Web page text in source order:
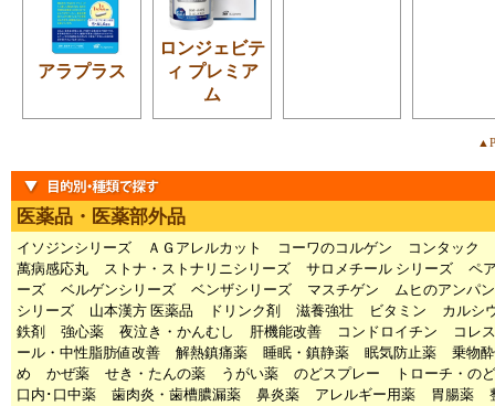
アラプラス
ロンジェビテ
ィ プレミア
ム
医薬品・医薬部外品
イソジンシリーズ ＡＧアレルカット コーワのコルゲン
コンタック
萬病感応丸
ストナ・ストナリニシリーズ サロメチール シリーズ
ペ
ーズ
ベルゲンシリーズ ベンザシリーズ マスチゲン
ムヒのアンパ
シリーズ
山本漢方 医薬品 ドリンク剤 滋養強壮 ビタミン
カルシ
鉄剤
強心薬 夜泣き・かんむし 肝機能改善 コンドロイチン
コレ
ール・中性脂肪値改善
解熱鎮痛薬 睡眠・鎮静薬 眠気防止薬
乗物
め
かぜ薬 せき・たんの薬 うがい薬 のどスプレー
トローチ・の
口内･口中薬
歯肉炎・歯槽膿漏薬 鼻炎薬 アレルギー用薬 胃腸薬